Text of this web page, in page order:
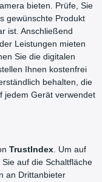
bieten. Prüfe, Sie
gewünschte Produkt
ist. Anschließend
Leistungen mieten
Sie die digitalen
Ihnen kostenfrei
behalten, die
jedem Gerät verwendet
TrustIndex . Um auf
auf die Schaltfläche
an Drittanbieter